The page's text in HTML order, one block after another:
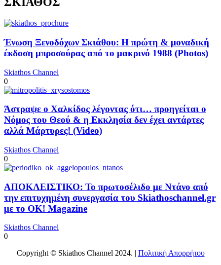
Ένωση Ξενοδόχων Σκιάθου: Η πρώτη & μοναδική
έκδοση μπροσούρας από το μακρινό 1988 (Photos)
Skiathos Channel
0
Άστραψε ο Χαλκίδος λέγοντας ότι… προηγείται ο
Νόμος του Θεού & η Εκκλησία δεν έχει αντάρτες
αλλά Μάρτυρες! (Video)
Skiathos Channel
0
ΑΠΟΚΛΕΙΣΤΙΚΟ: Το πρωτοσέλιδο με Ντάνο από
την επιτυχημένη συνεργασία του Skiathoschannel.gr
με το OK! Magazine
Skiathos Channel
0
Copyright © Skiathos Channel 2024. | Πολιτική Απορρήτου